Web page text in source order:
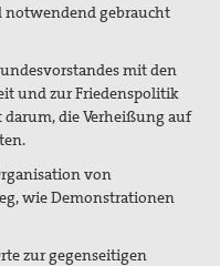
notwendend gebraucht
mit den
und zur Friedenspolitik
darum, die Verheißung auf
von
wie Demonstrationen
zur gegenseitigen